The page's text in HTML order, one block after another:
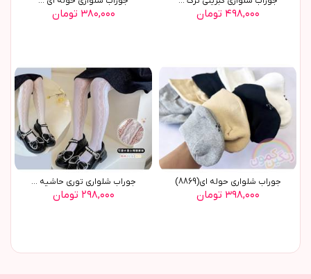
۴۹۸,۰۰۰ تومان ۳۸۰,۰۰۰ تومان
جوراب شلواری حوله ای(8869)
۳۹۸,۰۰۰ تومان
جوراب شلواری توری حاشیه ...
۲۹۸,۰۰۰ تومان